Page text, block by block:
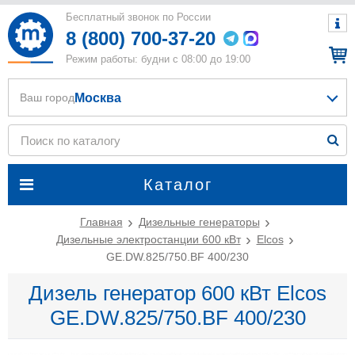
Бесплатный звонок по России
8 (800) 700-37-20
Режим работы: будни с 08:00 до 19:00
Каталог
Ваш город Москва
Главная
Дизельные генераторы
Дизельные электростанции 600 кВт
Elcos
GE.DW.825/750.BF 400/230
Дизель генератор 600 кВт Elcos
GE.DW.825/750.BF 400/230